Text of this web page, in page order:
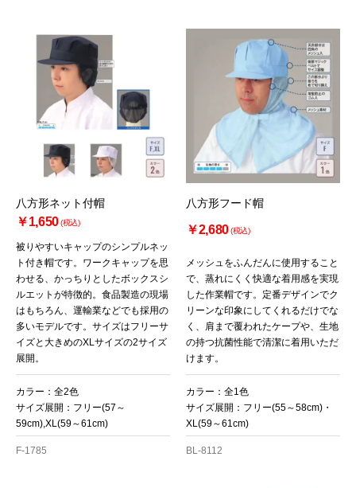
八方形ネット付帽
￥1,650(税込)
被りやすいキャップのシンプルネッ
ト付き帽です。ワークキャップを思
わせる、かっちりとしたボックスシ
ルエットが特徴的。食品製造の現場
はもちろん、運輸業などでも採用の
多いモデルです。サイズはフリーサ
イズと大きめのXLサイズの2サイズ
展開。
カラー：全2色
サイズ展開：フリー(57～
59cm),XL(59～61cm)
F-1785
八方形フード帽
￥2,680(税込)
メッシュをふんだんに使用すること
で、蒸れにくく快適な着用感を実現
した作業帽です。定番デザインでク
リーンな印象にしてくれるだけでな
く、肩まで覆われたケープや、生地
の持つ抗菌性能で清潔に着用いただ
けます。
カラー：全1色
サイズ展開：フリー(55～58cm)・
XL(59～61cm)
BL-8112